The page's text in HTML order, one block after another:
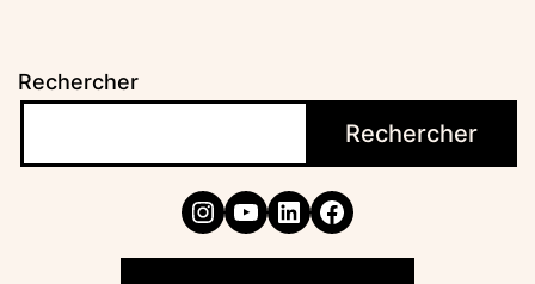
Rechercher
Rechercher
Instagram
YouTube
LinkedIn
Facebook